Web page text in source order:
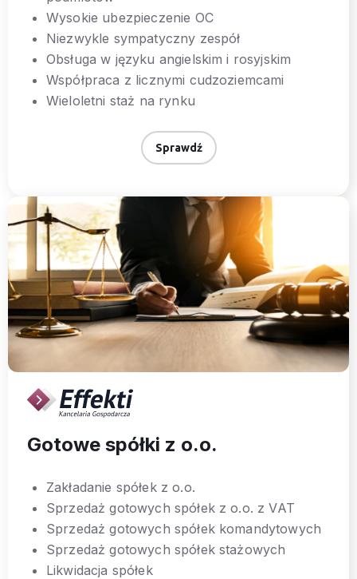
Wysokie ubezpieczenie OC
Niezwykle sympatyczny zespół
Obsługa w języku angielskim i rosyjskim
Współpraca z licznymi cudzoziemcami
Wieloletni staż na rynku
Sprawdź
Gotowe spółki z o.o.
Zakładanie spółek z o.o.
Sprzedaż gotowych spółek z o.o. z VAT
Sprzedaż gotowych spółek komandytowych
Sprzedaż gotowych spółek stażowych
Likwidacja spółek